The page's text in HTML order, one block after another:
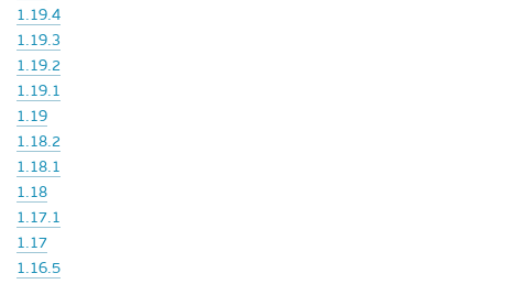
1.19.4
1.19.3
1.19.2
1.19.1
1.19
1.18.2
1.18.1
1.18
1.17.1
1.17
1.16.5